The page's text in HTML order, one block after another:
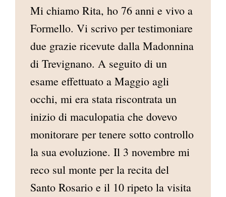
AREA RISERVATA
Mi chiamo Rita, ho 76 anni e vivo a
Formello. Vi scrivo per testimoniare
due grazie ricevute dalla Madonnina
di Trevignano. A seguito di un
esame effettuato a Maggio agli
occhi, mi era stata riscontrata un
inizio di maculopatia che dovevo
monitorare per tenere sotto controllo
la sua evoluzione. Il 3 novembre mi
reco sul monte per la recita del
Santo Rosario e il 10 ripeto la visita